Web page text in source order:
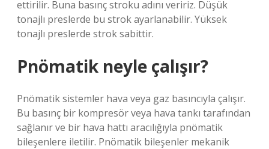
ettirilir. Buna basınç stroku adını veririz. Düşük
tonajlı preslerde bu strok ayarlanabilir. Yüksek
tonajlı preslerde strok sabittir.
Pnömatik neyle çalışır?
Pnömatik sistemler hava veya gaz basıncıyla çalışır.
Bu basınç bir kompresör veya hava tankı tarafından
sağlanır ve bir hava hattı aracılığıyla pnömatik
bileşenlere iletilir. Pnömatik bileşenler mekanik